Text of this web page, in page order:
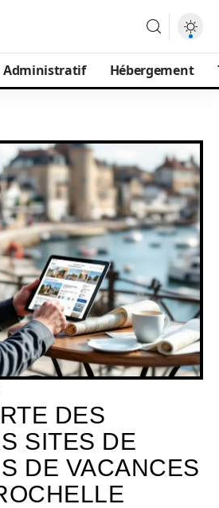
Administratif Hébergement
DES
SITES DE
DE VACANCES